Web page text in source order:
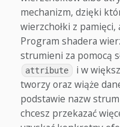
mechanizm, dzięki
wierzchołki z
Program shadera
strumieni za pomocą
attribute
i w
tworzy oraz wiąże
podstawie nazw
chcesz przekazać